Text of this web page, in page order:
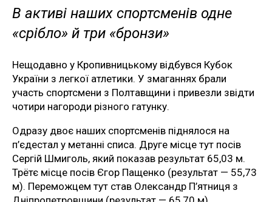
В активі наших спортсменів одне
«срібло» й три «бронзи»
Нещодавно у Кропивницькому відбувся Кубок
України з легкої атлетики. У змаганнях брали
участь спортсмени з Полтавщини і привезли звідти
чотири нагороди різного гатунку.
Одразу двоє наших спортсменів піднялося на
п’єдестал у метанні списа. Друге місце тут посів
Сергій Шмиголь, який показав результат 65,03 м.
Трётє місце посів Єгор Пащенко (результат — 55,73
м). Переможцем тут став Олександр П’ятниця з